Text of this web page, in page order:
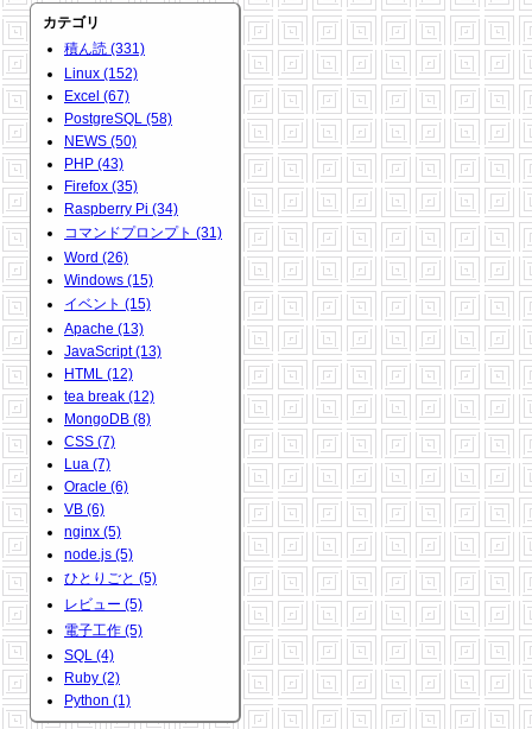
カテゴリ
積ん読 (331)
Linux (152)
Excel (67)
PostgreSQL (58)
NEWS (50)
PHP (43)
Firefox (35)
Raspberry Pi (34)
コマンドプロンプト (31)
Word (26)
Windows (15)
イベント (15)
Apache (13)
JavaScript (13)
HTML (12)
tea break (12)
MongoDB (8)
CSS (7)
Lua (7)
Oracle (6)
VB (6)
nginx (5)
node.js (5)
ひとりごと (5)
レビュー (5)
電子工作 (5)
SQL (4)
Ruby (2)
Python (1)